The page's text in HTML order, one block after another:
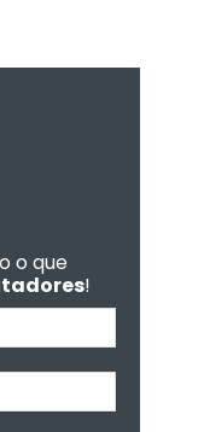
o que
!